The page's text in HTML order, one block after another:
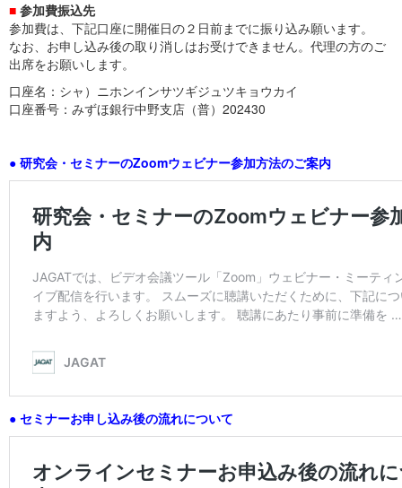
■ 参加費振込先
参加費は、下記口座に開催日の２日前までに振り込み願います。
なお、お申し込み後の取り消しはお受けできません。代理の方のご
出席をお願いします。
口座名：シャ）ニホンインサツギジュツキョウカイ
口座番号：みずほ銀行中野支店（普）202430
● 研究会・セミナーのZoomウェビナー参加方法のご案内
● セミナーお申し込み後の流れについて